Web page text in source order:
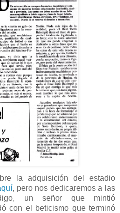
la adquisición del estadio
, pero nos dedicaremos a las
un señor que mintió
con el beticismo que terminó